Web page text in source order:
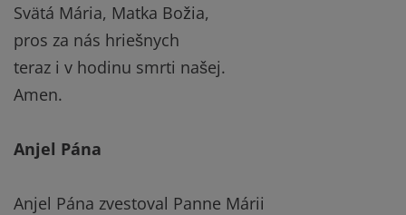
Svätá Mária, Matka Božia,
pros za nás hriešnych
teraz i v hodinu smrti našej.
Amen.
Anjel Pána
Anjel Pána zvestoval Panne Márii